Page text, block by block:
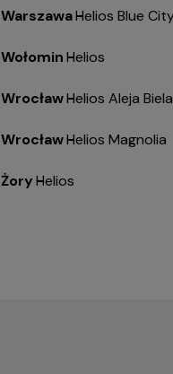
Warszawa-
Helios Blue
Wołomin-
Helios
Wrocław-
Helios Aleja
Wrocław-
Helios Magnolia
Żory-
Helios